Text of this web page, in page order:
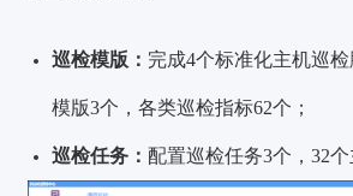
巡检模版： 完成4个标准化主机巡检
模版3个 ，各类巡检指标62个 ；
巡检任务： 配置巡检任务3个 ，32个